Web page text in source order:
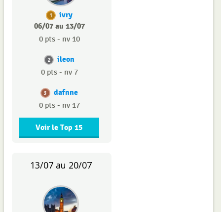
1
ivry
06/07 au 13/07
0 pts - nv 10
2 ileon
0 pts - nv 7
3 dafnne
0 pts - nv 17
Voir le Top 15
13/07 au 20/07